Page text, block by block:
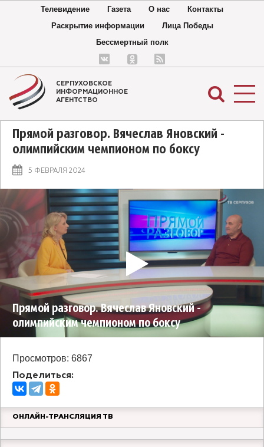
Телевидение Газета О нас
Контакты
Раскрытие информации
Лица Победы
Бессмертный полк
СЕРПУХОВСКОЕ
ИНФОРМАЦИОННОЕ
АГЕНТСТВО
Прямой разговор. Вячеслав Яновский -
олимпийским чемпионом по боксу
5 ФЕВРАЛЯ 2024
Прямой разговор. Вячеслав Яновский -
олимпийским чемпионом по боксу
Просмотров: 6867
Поделиться:
ОНЛАЙН-ТРАНСЛЯЦИЯ ТВ